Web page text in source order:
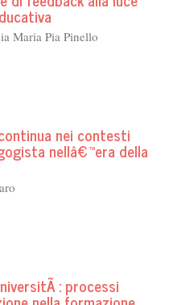
Maria Pia Pinello
nei contesti
nellâ€™era della
: processi